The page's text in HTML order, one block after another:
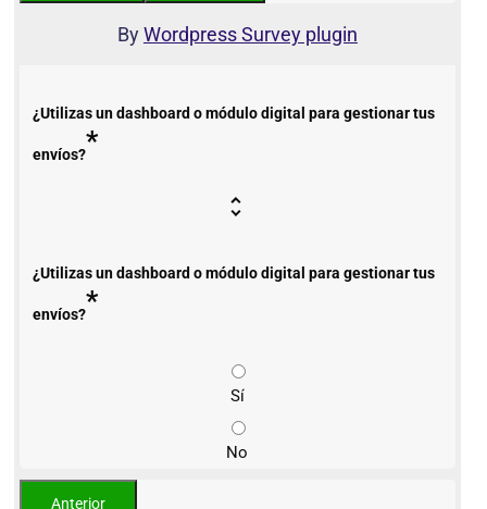
ByWordpress Survey plugin
¿Utilizas un dashboard o módulo digital para gestionar tus
envíos?*
¿Utilizas un dashboard o módulo digital para gestionar tus
envíos?*
Sí
No